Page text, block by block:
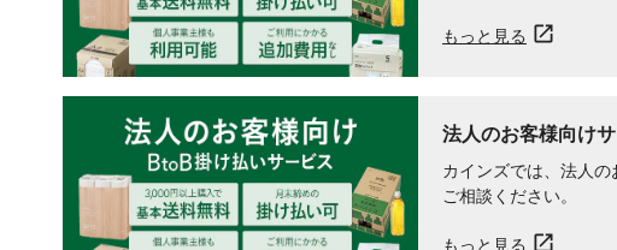
もっと見る
法人のお客様向け
カインズでは、法人
ご相談ください。
もっと見る